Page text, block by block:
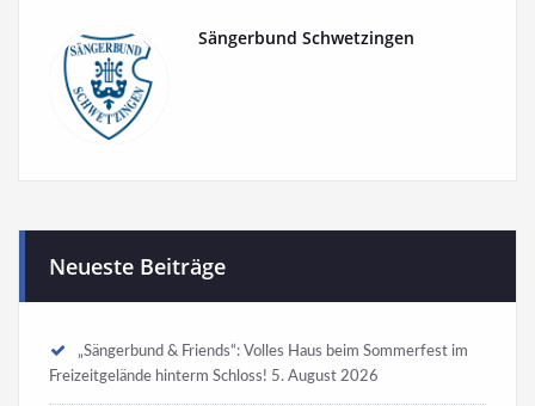
Sängerbund Schwetzingen
Neueste Beiträge
„Sängerbund & Friends“: Volles Haus beim Sommerfest im
Freizeitgelände hinterm Schloss! 5. August 2026